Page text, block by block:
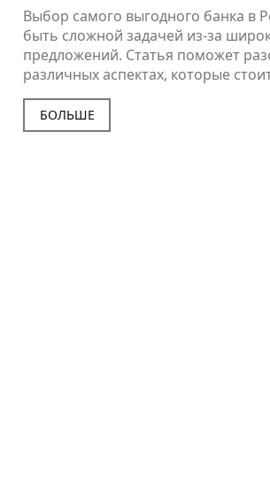
Выбор самого выгодного банка в
быть сложной задачей из-за
предложений. Статья поможет
различных аспектах, которые
выборе, например, процентные
удобство обслуживания. В ней
полезные советы и интересные
БОЛЬШЕ